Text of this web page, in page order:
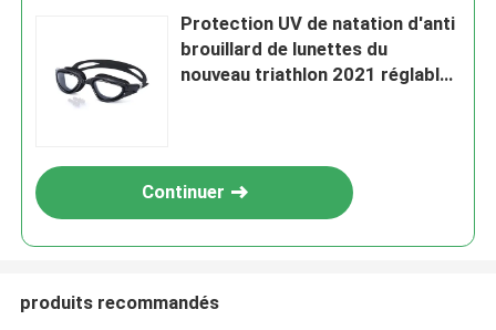
Protection UV de natation d'anti
brouillard de lunettes du
nouveau triathlon 2021 réglable
Continuer
produits recommandés